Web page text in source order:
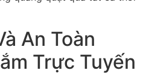
An Toàn
Trực Tuyến